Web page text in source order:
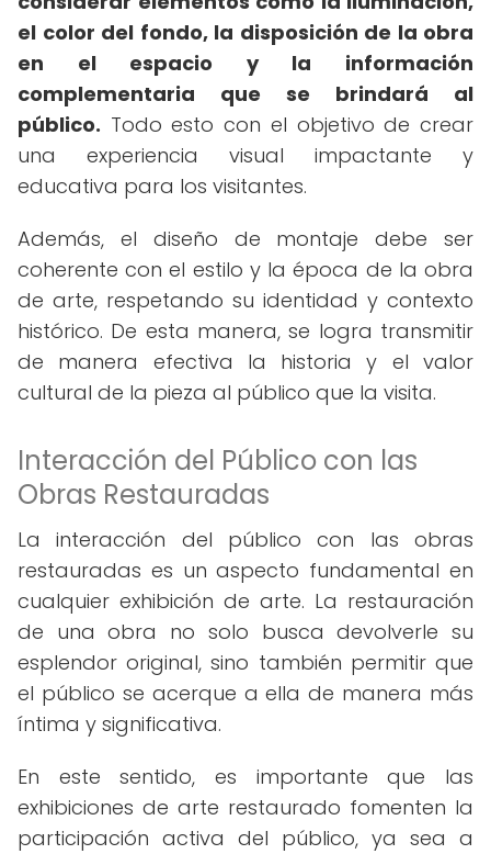
el color del fondo, la disposición de la obra
en el espacio y la información
complementaria que se brindará al
público. Todo esto con el objetivo de crear
una experiencia visual impactante y
educativa para los visitantes.
Además, el diseño de montaje debe ser
coherente con el estilo y la época de la obra
de arte, respetando su identidad y contexto
histórico. De esta manera, se logra transmitir
de manera efectiva la historia y el valor
cultural de la pieza al público que la visita.
Interacción del Público con las
Obras Restauradas
La interacción del público con las obras
restauradas es un aspecto fundamental en
cualquier exhibición de arte. La restauración
de una obra no solo busca devolverle su
esplendor original, sino también permitir que
el público se acerque a ella de manera más
íntima y significativa.
En este sentido, es importante que las
exhibiciones de arte restaurado fomenten la
participación activa del público, ya sea a